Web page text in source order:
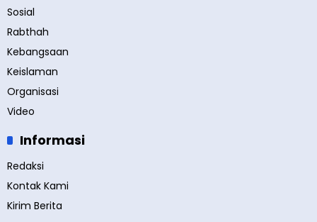
Sosial
Rabthah
Kebangsaan
Keislaman
Organisasi
Video
Informasi
Redaksi
Kontak Kami
Kirim Berita